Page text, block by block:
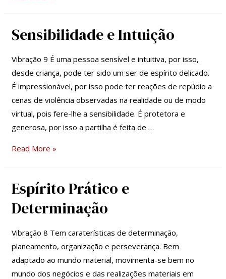
Sensibilidade e Intuição
Vibração 9 É uma pessoa sensível e intuitiva, por isso,
desde criança, pode ter sido um ser de espírito delicado.
É impressionável, por isso pode ter reações de repúdio a
cenas de violência observadas na realidade ou de modo
virtual, pois fere-lhe a sensibilidade. É protetora e
generosa, por isso a partilha é feita de …
Sensibilidade
Intuição
Read More »
Espírito Prático e
Determinação
Vibração 8 Tem caraterísticas de determinação,
planeamento, organização e perseverança. Bem
adaptado ao mundo material, movimenta-se bem no
mundo dos negócios e das realizações materiais em
Espírito
Prático
e